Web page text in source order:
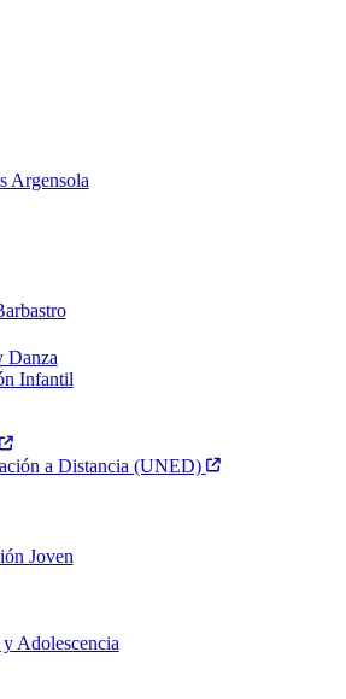
Argensola
Danza
Infantil
a Distancia (UNED)
Joven
Adolescencia